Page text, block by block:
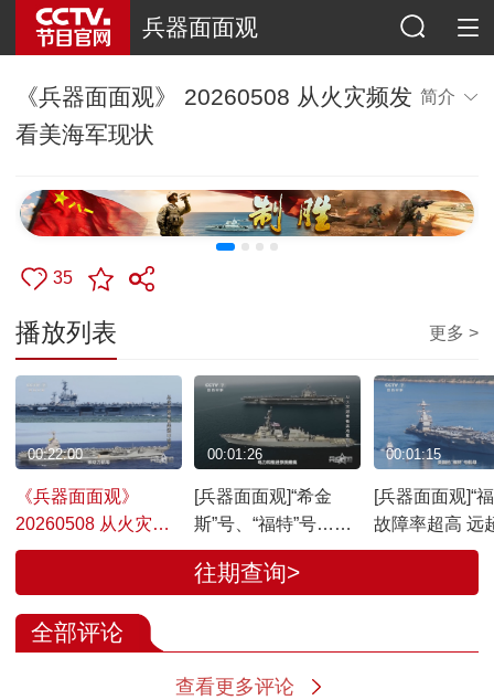
兵器面面观
《兵器面面观》 20260508 从火灾频发
看美海军现状
简介
35
播放列表 更多 >
《兵器面面观》
20260508 从火灾频
发看美海军现状
00:22:00
[兵器面面观]“希金
斯”号、“福特”号……
美海军舰艇火灾频发
00:01:26
[兵器面面观]“
故障率超高 远
标准
00:01:15
往期查询>
全部评论
查看更多评论